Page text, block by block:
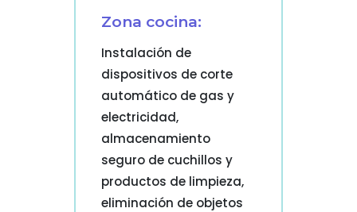
Zona cocina:
Instalación de
dispositivos de corte
automático de gas y
electricidad,
almacenamiento
seguro de cuchillos y
productos de limpieza,
eliminación de objetos